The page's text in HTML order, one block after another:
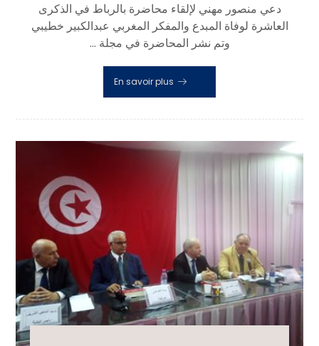
دعي منصور مهني لإلقاء محاضرة بالرباط في الذكرى
العاشرة لوفاة المبدع والمفكر المغربي عبدالكبير خطيبي
وتم نشر المحاضرة في مجلة ...
En savoir plus